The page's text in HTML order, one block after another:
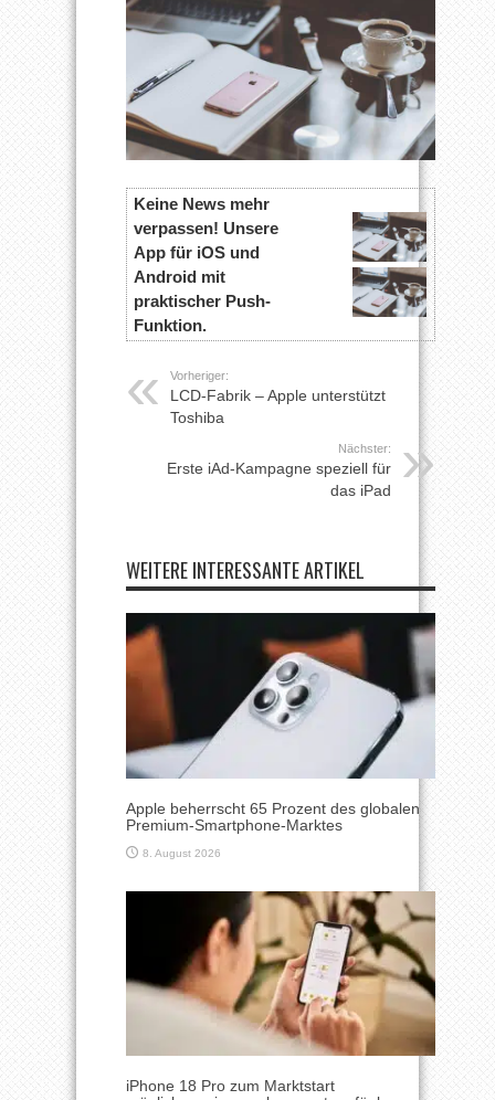
Keine News mehr
verpassen! Unsere
App für iOS und
Android mit
praktischer Push-
Funktion.
Vorheriger:
LCD-Fabrik – Apple unterstützt
Toshiba
Nächster:
Erste iAd-Kampagne speziell für
das iPad
WEITERE INTERESSANTE ARTIKEL
Apple beherrscht 65 Prozent des globalen
Premium-Smartphone-Marktes
8. August 2026
iPhone 18 Pro zum Marktstart